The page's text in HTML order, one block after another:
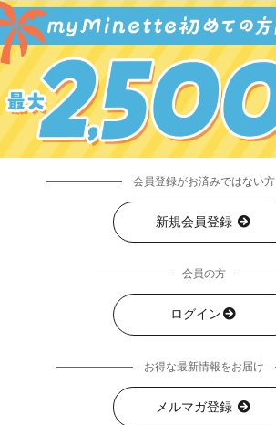
会員登録がお済みではない方
新規会員登録
会員の方
ログイン
お得な最新情報をお届け
メルマガ登録